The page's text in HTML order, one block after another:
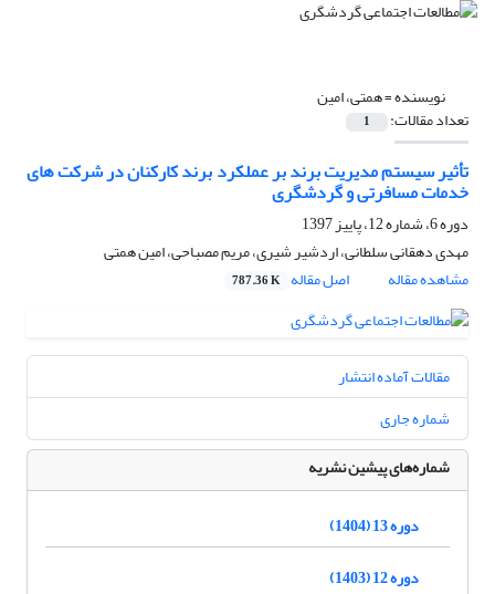
نویسنده =همتی، امین
تعداد مقالات: 1
تأثیر سیستم مدیریت برند بر عملکرد برند کارکنان در شرکت های
خدمات مسافرتی و گردشگری
دوره 6، شماره 12، پاییز 1397
مهدی دهقانی سلطانی، اردشیر شیری، مریم مصباحی، امین همتی
مشاهده مقاله
اصل مقاله 787.36 K
مقالات آماده انتشار
شماره جاری
شماره‌های پیشین نشریه
دوره 13 (1404)
دوره 12 (1403)